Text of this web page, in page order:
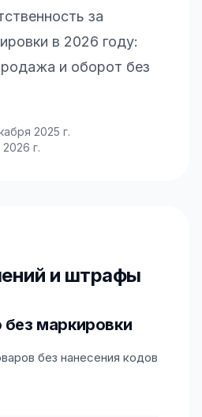
за
в 2026 году:
и оборот без
2025 г.
г.
и штрафы
маркировки
без нанесения кодов